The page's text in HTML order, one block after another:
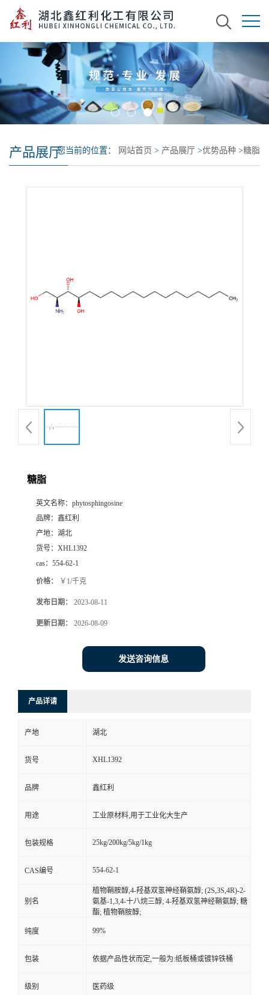
产品展厅您当前的位置： 网站首页 > 产品展厅 >优势品种 >糖脂
糖脂
英文名称： phytosphingosine
品牌： 鑫红利
产地： 湖北
货号： XHL1392
cas： 554-62-1
价格： ￥1/千克
发布日期： 2023-08-11
更新日期： 2026-08-09
发送咨询信息
产品详请
产地 湖北
货号 XHL1392
品牌 鑫红利
用途 工业原材料,用于工业化大生产
包装规格 25kg/200kg/5kg/1kg
CAS编号 554-62-1
别名
植物鞘胺醇,4-羟基双氢神经鞘氨醇; (2S,3S,4R)-2-
氨基-1,3,4-十八烷三醇; 4-羟基双氢神经鞘氨醇; 糖
酯; 植物鞘胺醇;
纯度 99%
包装 依据产品性状而定,一般为:纸板桶或镀锌铁桶
级别 医药级